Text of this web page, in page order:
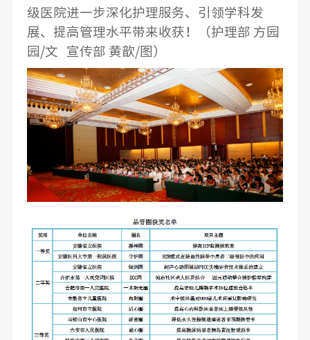
级医院进一步深化护理服务、引领学科发
展、提高管理水平带来收获！（护理部 方园
园/文 宣传部 黄歆/图）